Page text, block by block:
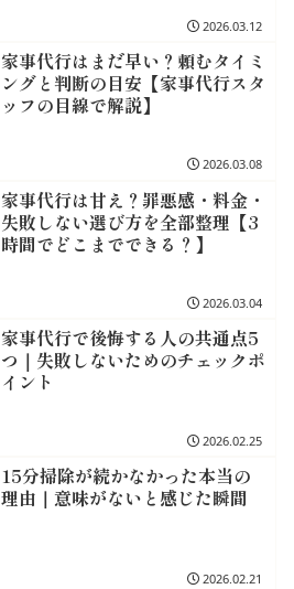
2026.03.12
家事代行はまだ早い？頼むタイミ
ングと判断の目安【家事代行スタ
ッフの目線で解説】
2026.03.08
家事代行は甘え？罪悪感・料金・
失敗しない選び方を全部整理【3
時間でどこまでできる？】
2026.03.04
家事代行で後悔する人の共通点5
つ｜失敗しないためのチェックポ
イント
2026.02.25
15分掃除が続かなかった本当の
理由｜意味がないと感じた瞬間
2026.02.21